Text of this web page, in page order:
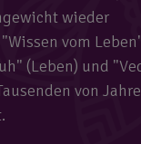
wieder
vom
(Leben) und
von